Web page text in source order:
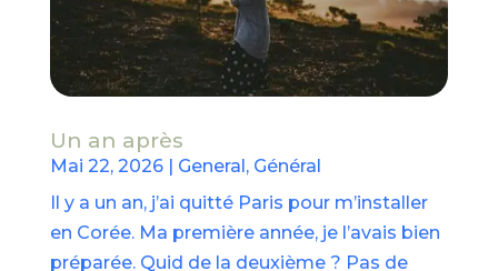
Un an après
Mai 22, 2026| General, Général
Il y a un an, j’ai quitté Paris pour m’installer
en Corée. Ma première année, je l’avais bien
préparée. Quid de la deuxième ? Pas de